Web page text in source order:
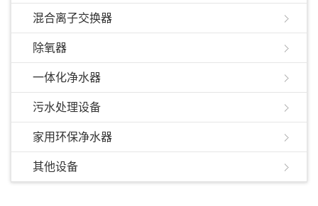
混合离子交换器
除氧器
一体化净水器
污水处理设备
家用环保净水器
其他设备